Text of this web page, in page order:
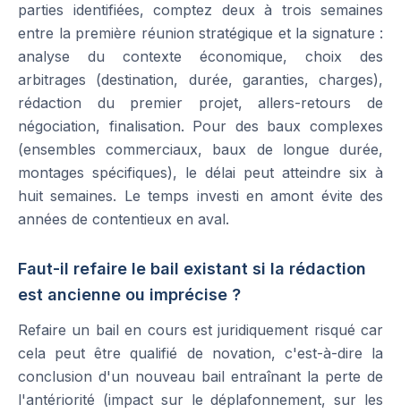
parties identifiées, comptez deux à trois semaines
entre la première réunion stratégique et la signature :
analyse du contexte économique, choix des
arbitrages (destination, durée, garanties, charges),
rédaction du premier projet, allers-retours de
négociation, finalisation. Pour des baux complexes
(ensembles commerciaux, baux de longue durée,
montages spécifiques), le délai peut atteindre six à
huit semaines. Le temps investi en amont évite des
années de contentieux en aval.
Faut-il refaire le bail existant si la rédaction
est ancienne ou imprécise ?
Refaire un bail en cours est juridiquement risqué car
cela peut être qualifié de novation, c'est-à-dire la
conclusion d'un nouveau bail entraînant la perte de
l'antériorité (impact sur le déplafonnement, sur les